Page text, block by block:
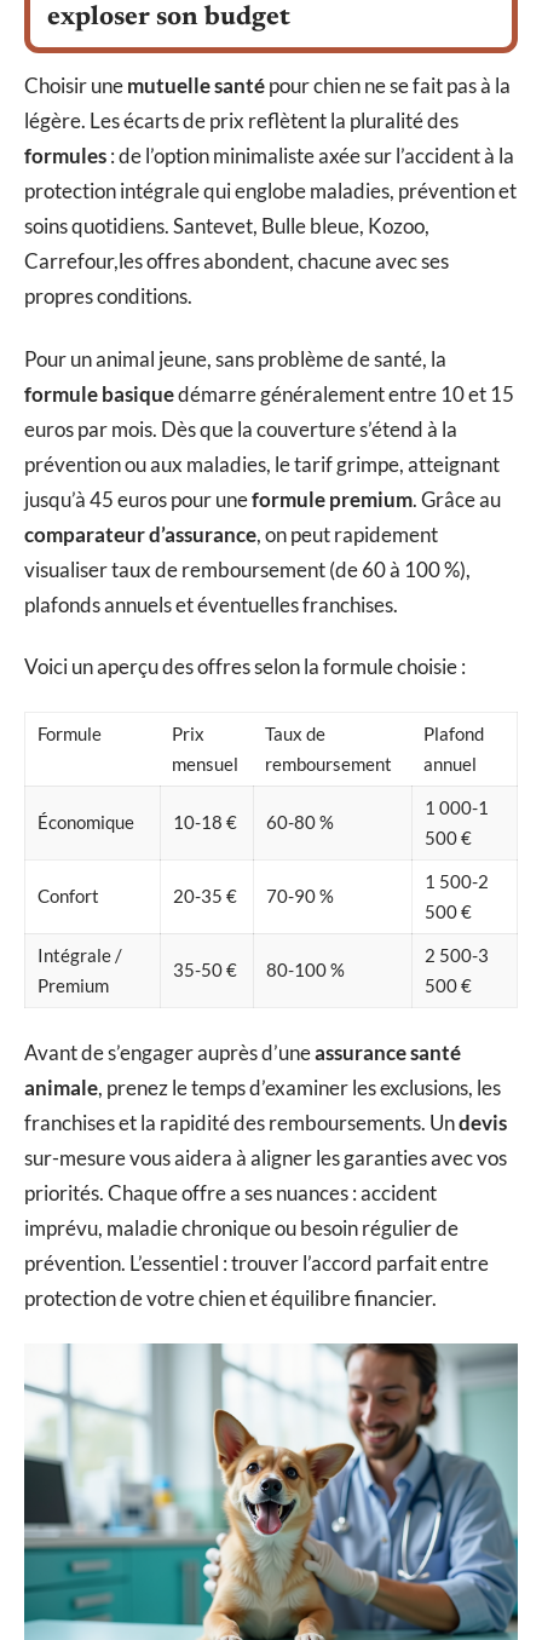
exploser son budget
Choisir unemutuelle santépour chien ne se fait pas à la
légère. Les écarts de prix reflètent la pluralité des
formules: de l’option minimaliste axée sur l’accident à la
protection intégrale qui englobe maladies, prévention et
soins quotidiens. Santevet, Bulle bleue, Kozoo,
Carrefour,les offres abondent, chacune avec ses
propres conditions.
Pour un animal jeune, sans problème de santé, la
formule basiquedémarre généralement entre 10 et 15
euros par mois. Dès que la couverture s’étend à la
prévention ou aux maladies, le tarif grimpe, atteignant
jusqu’à 45 euros pour uneformule premium. Grâce au
comparateur d’assurance, on peut rapidement
visualiser taux de remboursement (de 60 à 100 %),
plafonds annuels et éventuelles franchises.
Voici un aperçu des offres selon la formule choisie :
Formule
Prix
mensuel
Taux de
remboursement
Plafond
annuel
Économique 10-18 € 60-80 %
1 000-1
500 €
Confort 20-35 € 70-90 %
1 500-2
500 €
Intégrale /
Premium
35-50 € 80-100 %
2 500-3
500 €
Avant de s’engager auprès d’uneassurance santé
animale, prenez le temps d’examiner les exclusions, les
franchises et la rapidité des remboursements. Undevis
sur-mesure vous aidera à aligner les garanties avec vos
priorités. Chaque offre a ses nuances : accident
imprévu, maladie chronique ou besoin régulier de
prévention. L’essentiel : trouver l’accord parfait entre
protection de votre chien et équilibre financier.